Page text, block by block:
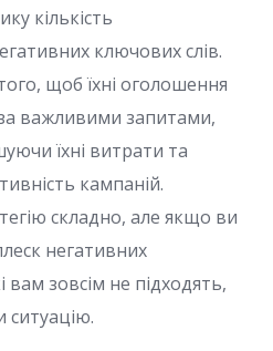
кількість
ключових слів.
щоб їхні оголошення
важливими запитами,
їхні витрати та
кампаній.
складно, але якщо ви
негативних
вам зовсім не підходять,
ситуацію.